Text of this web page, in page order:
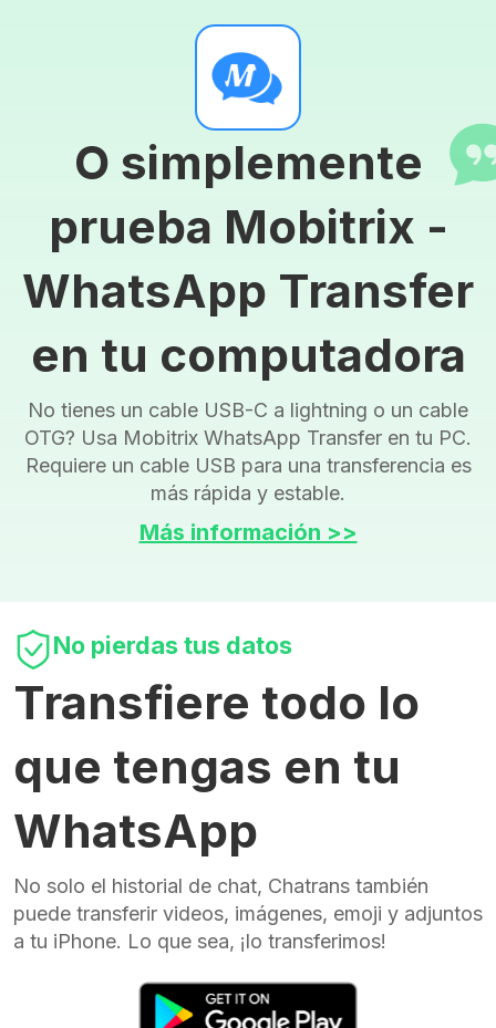
O simplemente
prueba Mobitrix -
WhatsApp Transfer
en tu computadora
No tienes un cable USB-C a lightning o un cable
OTG? Usa Mobitrix WhatsApp Transfer en tu PC.
Requiere un cable USB para una transferencia es
más rápida y estable.
Más información >>
No pierdas tus datos
Transfiere todo lo
que tengas en tu
WhatsApp
No solo el historial de chat, Chatrans también
puede transferir videos, imágenes, emoji y adjuntos
a tu iPhone. Lo que sea, ¡lo transferimos!